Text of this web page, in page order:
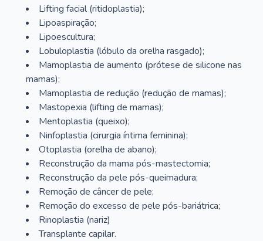
Lifting facial (ritidoplastia);
Lipoaspiração;
Lipoescultura;
Lobuloplastia (lóbulo da orelha rasgado);
Mamoplastia de aumento (prótese de silicone nas
mamas);
Mamoplastia de redução (redução de mamas);
Mastopexia (lifting de mamas);
Mentoplastia (queixo);
Ninfoplastia (cirurgia íntima feminina);
Otoplastia (orelha de abano);
Reconstrução da mama pós-mastectomia;
Reconstrução da pele pós-queimadura;
Remoção de câncer de pele;
Remoção do excesso de pele pós-bariátrica;
Rinoplastia (nariz)
Transplante capilar.